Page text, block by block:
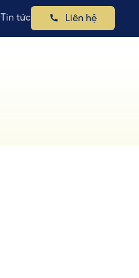
Tin tức Liên hệ